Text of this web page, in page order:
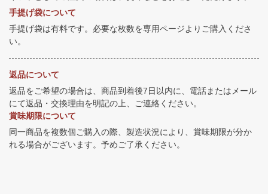
手提げ袋について
手提げ袋は有料です。必要な枚数を専用ページよりご購入くださ
い。
返品について
返品をご希望の場合は、商品到着後7日以内に、電話またはメール
にて返品・交換理由を明記の上、ご連絡ください。
賞味期限について
同一商品を複数個ご購入の際、製造状況により、賞味期限が分か
れる場合がございます。予めご了承ください。